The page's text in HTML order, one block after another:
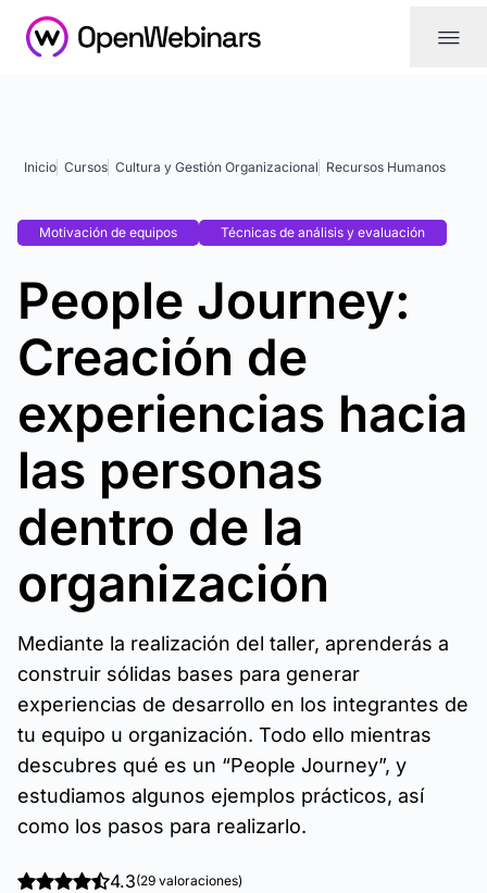
|||
Inicio Cursos Cultura y Gestión Organizacional Recursos Humanos
Motivación de equipos Técnicas de análisis y evaluación
People Journey:
Creación de
experiencias hacia
las personas
dentro de la
organización
Mediante la realización del taller, aprenderás a
construir sólidas bases para generar
experiencias de desarrollo en los integrantes de
tu equipo u organización. Todo ello mientras
descubres qué es un “People Journey”, y
estudiamos algunos ejemplos prácticos, así
como los pasos para realizarlo.
4.3(29 valoraciones)